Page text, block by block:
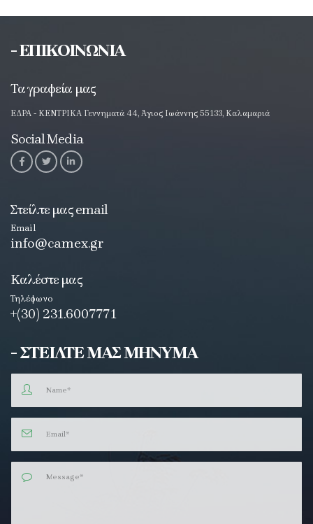
- ΕΠΙΚΟΙΝΩΝΙΑ
Τα γραφεία μας
ΕΔΡΑ - ΚΕΝΤΡΙΚΑ Γεννηματά 44, Άγιος Ιωάννης 55133, Καλαμαριά
Social Media
Στείλτε μας email
Email
info@camex.gr
Καλέστε μας
Τηλέφωνο
+(30) 231.6007771
- ΣΤΕΙΛΤΕ ΜΑΣ ΜΗΝΥΜΑ